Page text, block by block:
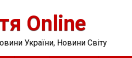
Online
України, Новини Світу